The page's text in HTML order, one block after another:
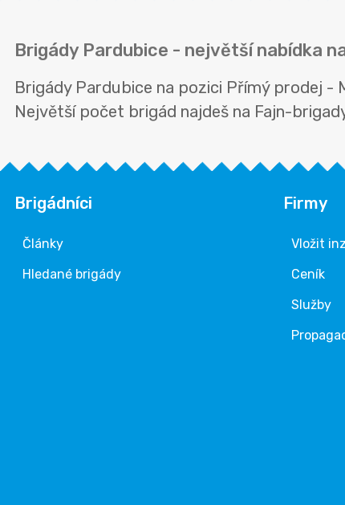
Brigády Pardubice - největší nabídka
Brigády Pardubice na pozici Přímý prodej
Největší počet brigád najdeš na Fajn-
Brigádníci
Články
Hledané brigády
Firmy
Vložit
Ceník
Služby